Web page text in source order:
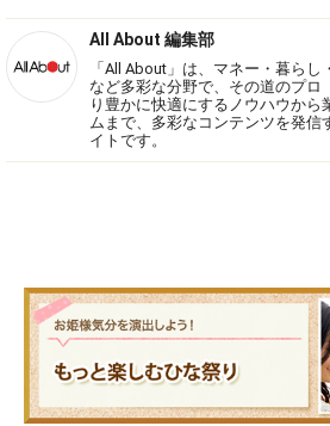
All About 編集部
「All About」は、マネー・暮ら
など多彩な分野で、その道のプロ
り豊かに快適にするノウハウから
ムまで、多彩なコンテンツを発信
イトです。